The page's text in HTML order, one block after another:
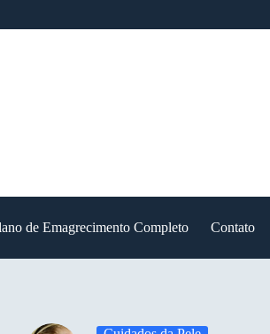
de Emagrecimento Completo Contato